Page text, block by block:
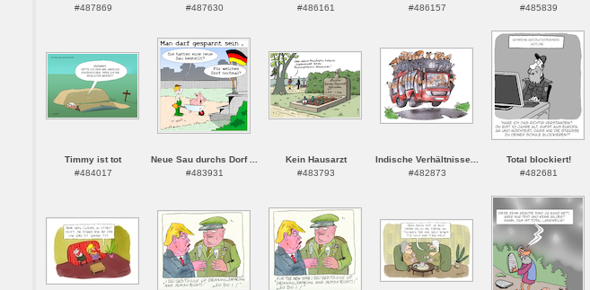
#487869
#487630
#486161
#486157
#485839
Timmy ist tot
#484017
Neue Sau durchs Dorf ...
#483931
Kein Hausarzt
#483793
Indische Verhältnisse...
#482873
Total blockiert!
#482681